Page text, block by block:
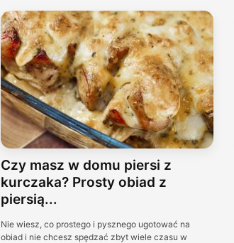
Czy masz w domu piersi z
kurczaka? Prosty obiad z
piersią...
Nie wiesz, co prostego i pysznego ugotować na
obiad i nie chcesz spędzać zbyt wiele czasu w